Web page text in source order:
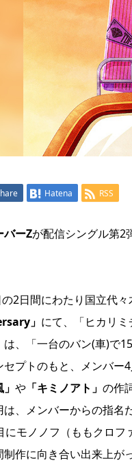
Hatena RSS
バーZが配信シングル第2
2日間にわたり国立代
」 にて、「ヒカリ
は、「一台のバン(車)で
プトのもと、メンバー
や「キミノアト」 の作
、メンバーからの指名
にモノノフ（ももクロ
作に向き合い出来上が